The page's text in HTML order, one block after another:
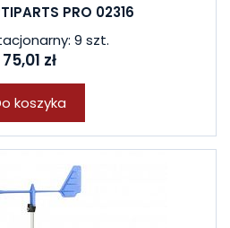
PRO 02316
9 szt.
75,01 zł
koszyka